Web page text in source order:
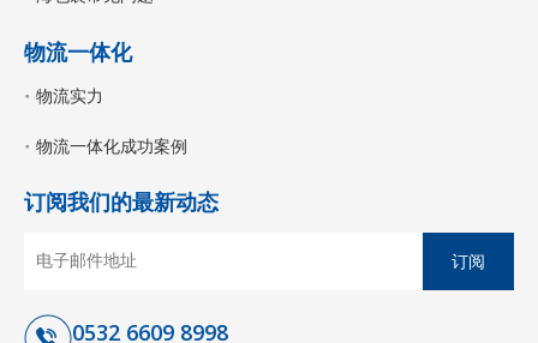
物流一体化
物流实力
物流一体化成功案例
订阅我们的最新动态
订阅
0532 6609 8998